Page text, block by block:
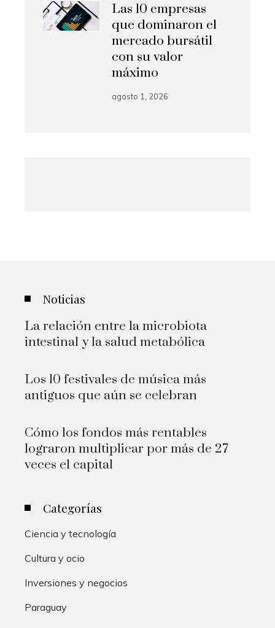
Las 10 empresas
que dominaron el
mercado bursátil
con su valor
máximo
agosto 1, 2026
Noticias
La relación entre la microbiota
intestinal y la salud metabólica
Los 10 festivales de música más
antiguos que aún se celebran
Cómo los fondos más rentables
lograron multiplicar por más de 27
veces el capital
Categorías
Ciencia y tecnología
Cultura y ocio
Inversiones y negocios
Paraguay